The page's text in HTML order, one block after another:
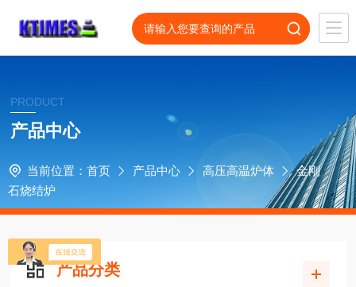
PRODUCT
产品中心
当前位置： 首页 产品中心 高压高温炉体
金刚
石烧结炉
产品分类